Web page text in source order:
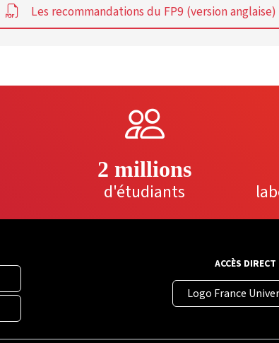
Les recommandations du FP9 (version anglaise)
2 millions
d'étudiants
ACCÈS DIRECT
Logo France